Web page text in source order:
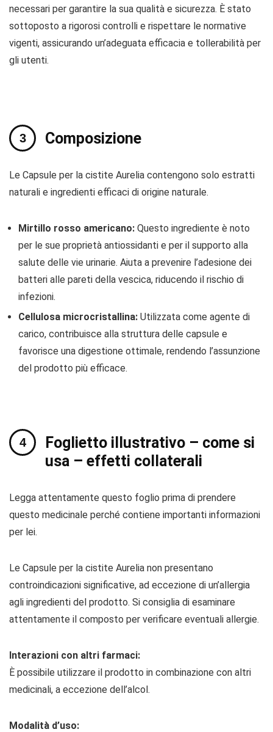
necessari per garantire la sua qualità e sicurezza. È stato
sottoposto a rigorosi controlli e rispettare le normative
vigenti, assicurando un’adeguata efficacia e tollerabilità per
gli utenti.
Composizione
Le Capsule per la cistite Aurelia contengono solo estratti
naturali e ingredienti efficaci di origine naturale.
Mirtillo rosso americano: Questo ingrediente è noto
per le sue proprietà antiossidanti e per il supporto alla
salute delle vie urinarie. Aiuta a prevenire l’adesione dei
batteri alle pareti della vescica, riducendo il rischio di
infezioni.
Cellulosa microcristallina: Utilizzata come agente di
carico, contribuisce alla struttura delle capsule e
favorisce una digestione ottimale, rendendo l’assunzione
del prodotto più efficace.
Foglietto illustrativo – come si
usa – effetti collaterali
Legga attentamente questo foglio prima di prendere
questo medicinale perché contiene importanti informazioni
per lei.
Le Capsule per la cistite Aurelia non presentano
controindicazioni significative, ad eccezione di un’allergia
agli ingredienti del prodotto. Si consiglia di esaminare
attentamente il composto per verificare eventuali allergie.
Interazioni con altri farmaci:
È possibile utilizzare il prodotto in combinazione con altri
medicinali, a eccezione dell’alcol.
Modalità d’uso: